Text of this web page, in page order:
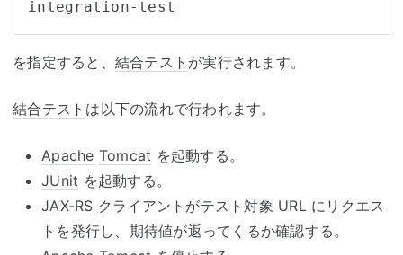
を指定すると、 結合テスト が実行されます。
結合テスト は以下の流れで行われます。
Apache Tomcat を起動する。
JUnit を起動する。
JAX-RS クライアントがテスト対象 URL にリクエス
トを発行し、期待値が返ってくるか確認する。